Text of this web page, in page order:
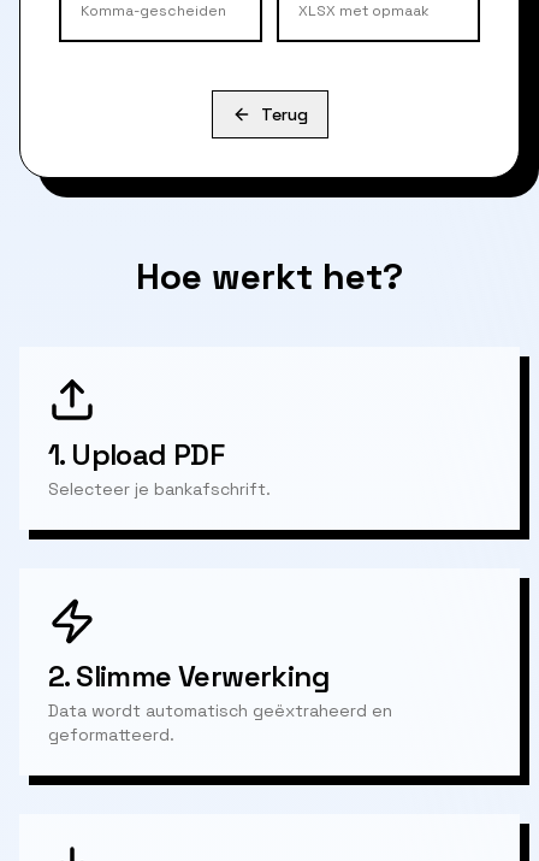
Komma-gescheiden XLSX met opmaak
Terug
Hoe werkt het?
1. Upload PDF
Selecteer je bankafschrift.
2.Slimme Verwerking
Data wordt automatisch geëxtraheerd en
geformatteerd.